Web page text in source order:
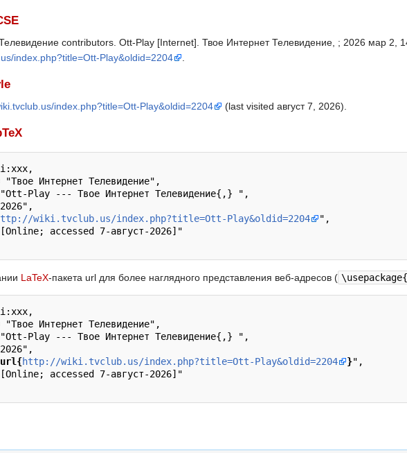
contributors. Ott-Play [Internet]. Твое Интернет Телевидение, ; 2026 мар 2,
index.php?title=Ott-Play&oldid=2204
index.php?title=Ott-Play&oldid=2204 (last visited август 7, 2026).
wiki.tvclub.us/index.php?title=Ott-Play&oldid=2204
",
LaTeX-пакета url для более наглядного представления веб-адресов (
http://wiki.tvclub.us/index.php?title=Ott-Play&oldid=2204 }",